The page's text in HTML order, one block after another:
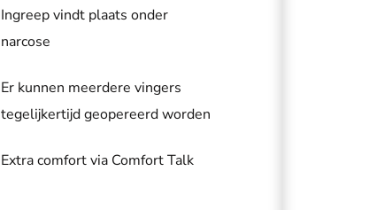
Ingreep vindt plaats onder
narcose
Er kunnen meerdere vingers
tegelijkertijd geopereerd worden
Extra comfort via Comfort Talk